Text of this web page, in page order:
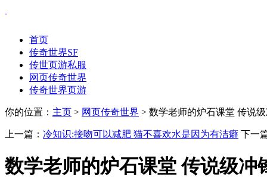
首页
传奇世界SF
传世页游私服
网页传奇世界
传奇世界页游
你的位置： 主页 > 网页传奇世界 > 数学老师的炉石课堂 传说
上一篇： 冷知识:接吻可以减肥 猫不喜欢水是因为有洁癖 下一
数学老师的炉石课堂 传说级冲